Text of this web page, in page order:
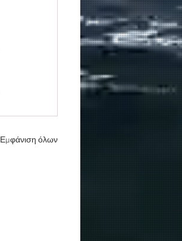
Εμφάνιση όλων